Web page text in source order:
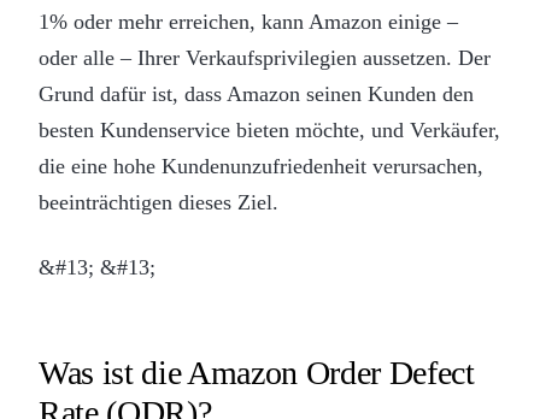
1% oder mehr erreichen, kann Amazon einige –
oder alle – Ihrer Verkaufsprivilegien aussetzen. Der
Grund dafür ist, dass Amazon seinen Kunden den
besten Kundenservice bieten möchte, und Verkäufer,
die eine hohe Kundenunzufriedenheit verursachen,
beeinträchtigen dieses Ziel.
&#13; &#13;
Was ist die Amazon Order Defect